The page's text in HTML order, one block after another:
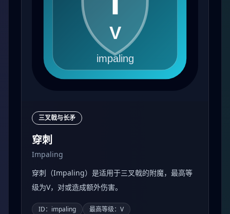
三叉戟与长矛
穿刺
Impaling
穿刺（Impaling）是适用于三叉戟的附魔，最高等
级为V，对或造成额外伤害。
ID：impaling 最高等级：V